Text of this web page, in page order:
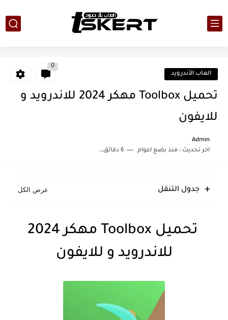
العاب الأندرويد
0
تحميل Toolbox مهكر 2024 للاندرويد و
للايفون
Admin
اخر تحديث :منذ بضع اعوام 6 دقائق للقراءة
جدول التنقل
تحميل Toolbox مهكر 2024
للاندرويد و للايفون